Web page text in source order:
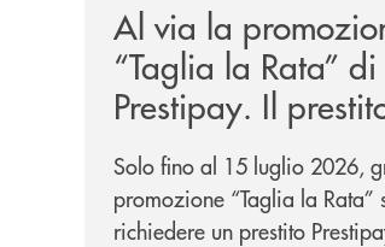
Al via la
“Taglia la Rata” di
Prestipay. Il
personale che si fa
per te!
Solo fino al 15 luglio 2026,
promozione “Taglia la Rata”
richiedere un prestito